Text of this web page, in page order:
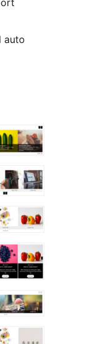
auto